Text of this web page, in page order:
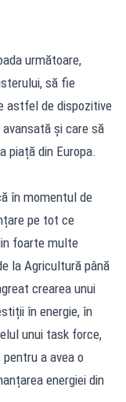
următoare,
să fie
astfel de dispozitive
și care să
piață din Europa.
în momentul de
pe tot ce
foarte multe
la Agricultură până
crearea unui
în energie, în
unui task force,
a avea o
energiei din